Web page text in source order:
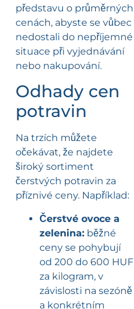
představu o průměrných
cenách, abyste se vůbec
nedostali do nepříjemné
situace při vyjednávání
nebo nakupování.
Odhady cen
potravin
Na trzích můžete
očekávat, že najdete
široký sortiment
čerstvých potravin za
příznivé ceny. Například:
Čerstvé ovoce a
zelenina: běžné
ceny se pohybují
od 200 do 600 HUF
za kilogram, v
závislosti na sezóně
a konkrétním